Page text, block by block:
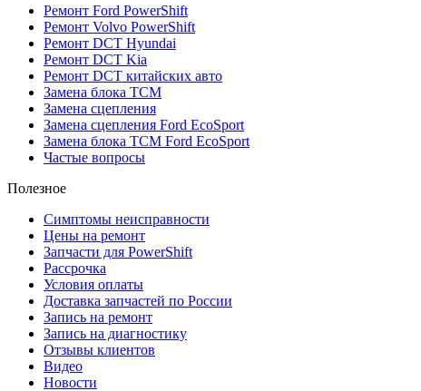
Ремонт Ford PowerShift
Ремонт Volvo PowerShift
Ремонт DCT Hyundai
Ремонт DCT Kia
Ремонт DCT китайских авто
Замена блока TCM
Замена сцепления
Замена сцепления Ford EcoSport
Замена блока TCM Ford EcoSport
Частые вопросы
Полезное
Симптомы неисправности
Цены на ремонт
Запчасти для PowerShift
Рассрочка
Условия оплаты
Доставка запчастей по России
Запись на ремонт
Запись на диагностику
Отзывы клиентов
Видео
Новости